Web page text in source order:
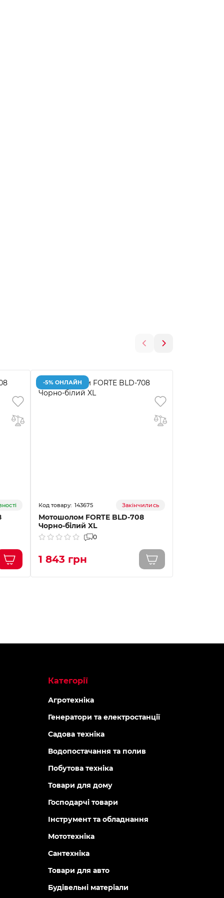
-5% ОНЛАЙН
143675 Закінчились
Мотошолом FORTE BLD-708
Чорно-білий XL
0
1 843 грн
Категорії
Агротехніка
Генератори та електростанції
Садова техніка
Водопостачання та полив
Побутова техніка
Товари для дому
Господарчі товари
Інструмент та обладнання
Мототехніка
Сантехніка
Товари для авто
Будівельні матеріали